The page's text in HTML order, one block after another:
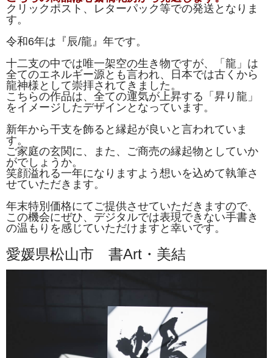
クリックポスト、レターパック等での発送となりま
す。
令和6年は『辰/龍』年です。
十二支の中では唯一架空の生き物ですが、「龍」は
全てのエネルギー源とも言われ、日本では古くから
龍神様として崇拝されてきました。
こちらの作品は、全ての運気が上昇する「昇り龍」
をイメージしたデザインとなっています。
新年から干支を飾ると縁起が良いと言われていま
す。
ご家庭の玄関に、また、ご商売の縁起物としていか
がでしょうか。
笑顔溢れる一年になりますよう想いを込めて執筆さ
せていただきます。
年末特別価格にてご提供させていただきますので、
この機会にぜひ、デジタルでは表現できない手書き
の温もりを感じていただけますと幸いです。
愛媛県松山市 書Art・美結